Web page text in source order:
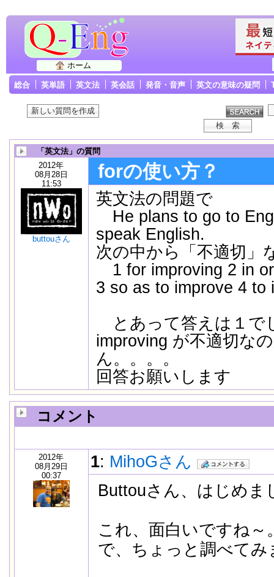
ホーム
総合 英単語 英文法 英会話 発音・音声 英文の意味の疑問
「英文法」の質問
2012年
08月28日
11:53
buttouさん
forの使い方？
英文法の問題で
He plans to go to
speak English.
次の中から「不適切」
1 for improving 2 in
3 so as to improve 4 to
とあって答えは１で
improving が不適切な
ん。。。。
回答お願いします
コメント
2012年
08月29日
00:37
1: MihoGさん
Buttouさん、はじめま
これ、面白いですね～
で、ちょっと調べてみ